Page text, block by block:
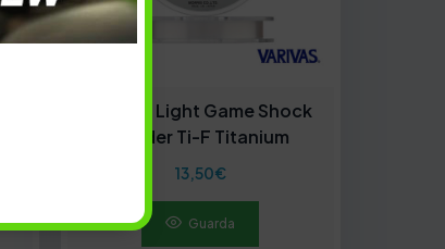
Varivas Light Game Shock
Leader Ti-F Titanium
13,50€
Guarda